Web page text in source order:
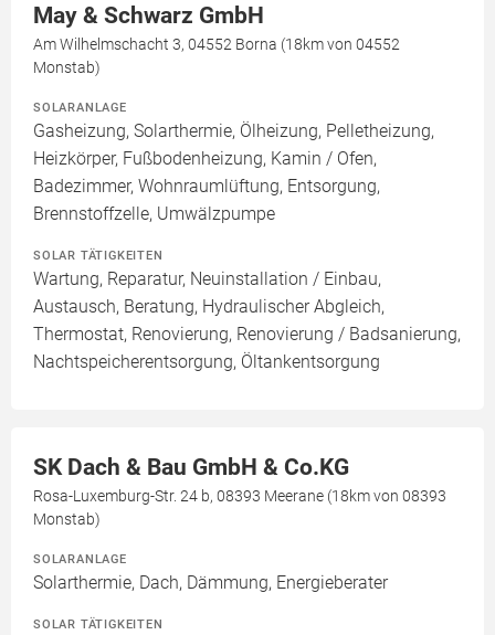
May & Schwarz GmbH
Am Wilhelmschacht 3, 04552 Borna (18km von 04552
Monstab)
SOLARANLAGE
Gasheizung, Solarthermie, Ölheizung, Pelletheizung,
Heizkörper, Fußbodenheizung, Kamin / Ofen,
Badezimmer, Wohnraumlüftung, Entsorgung,
Brennstoffzelle, Umwälzpumpe
SOLAR TÄTIGKEITEN
Wartung, Reparatur, Neuinstallation / Einbau,
Austausch, Beratung, Hydraulischer Abgleich,
Thermostat, Renovierung, Renovierung / Badsanierung,
Nachtspeicherentsorgung, Öltankentsorgung
SK Dach & Bau GmbH & Co.KG
Rosa-Luxemburg-Str. 24 b, 08393 Meerane (18km von 08393
Monstab)
SOLARANLAGE
Solarthermie, Dach, Dämmung, Energieberater
SOLAR TÄTIGKEITEN